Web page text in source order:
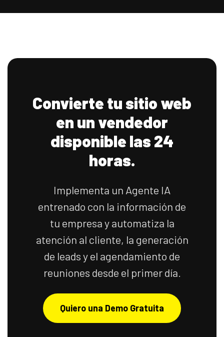
Convierte tu sitio web
en un vendedor
disponible las 24
horas.
Implementa un Agente IA
entrenado con la información de
tu empresa y automatiza la
atención al cliente, la generación
de leads y el agendamiento de
reuniones desde el primer día.
Quiero una Demo Gratuita